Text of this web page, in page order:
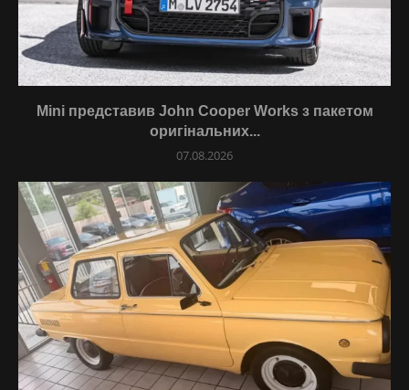
Mini представив John Cooper Works з пакетом
оригінальних...
07.08.2026